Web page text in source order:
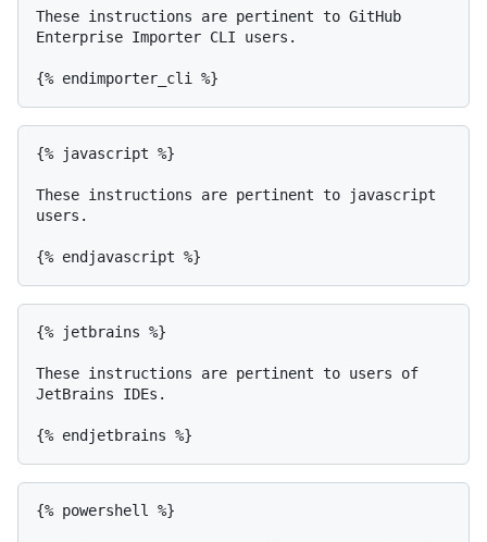
These instructions are pertinent to GitHub
Enterprise Importer CLI users.
{% javascript %}
These instructions are pertinent to javascript
users.
{% jetbrains %}
These instructions are pertinent to users of
JetBrains IDEs.
{% powershell %}